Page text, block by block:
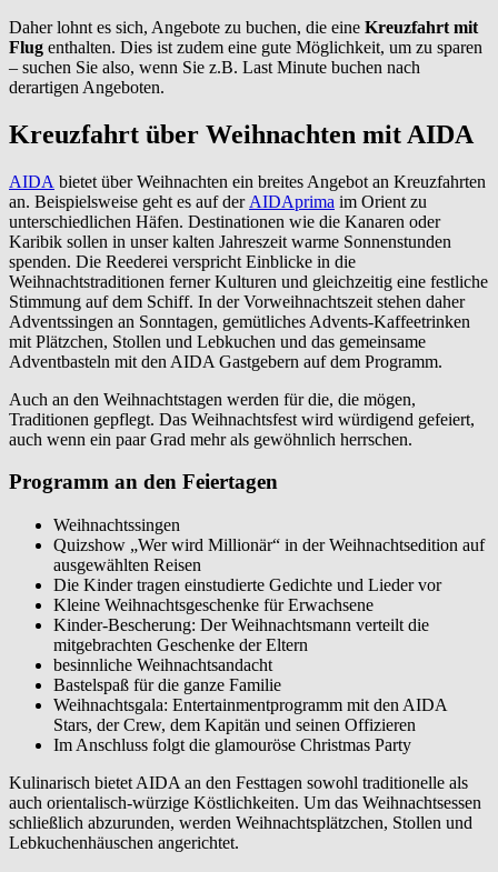
Daher lohnt es sich, Angebote zu buchen, die eine Kreuzfahrt mit
Flug enthalten. Dies ist zudem eine gute Möglichkeit, um zu sparen
– suchen Sie also, wenn Sie z.B. Last Minute buchen nach
derartigen Angeboten.
Kreuzfahrt über Weihnachten mit AIDA
AIDA bietet über Weihnachten ein breites Angebot an Kreuzfahrten
an. Beispielsweise geht es auf der AIDAprima im Orient zu
unterschiedlichen Häfen. Destinationen wie die Kanaren oder
Karibik sollen in unser kalten Jahreszeit warme Sonnenstunden
spenden. Die Reederei verspricht Einblicke in die
Weihnachtstraditionen ferner Kulturen und gleichzeitig eine festliche
Stimmung auf dem Schiff. In der Vorweihnachtszeit stehen daher
Adventssingen an Sonntagen, gemütliches Advents-Kaffeetrinken
mit Plätzchen, Stollen und Lebkuchen und das gemeinsame
Adventbasteln mit den AIDA Gastgebern auf dem Programm.
Auch an den Weihnachtstagen werden für die, die mögen,
Traditionen gepflegt. Das Weihnachtsfest wird würdigend gefeiert,
auch wenn ein paar Grad mehr als gewöhnlich herrschen.
Programm an den Feiertagen
Weihnachtssingen
Quizshow „Wer wird Millionär“ in der Weihnachtsedition auf
ausgewählten Reisen
Die Kinder tragen einstudierte Gedichte und Lieder vor
Kleine Weihnachtsgeschenke für Erwachsene
Kinder-Bescherung: Der Weihnachtsmann verteilt die
mitgebrachten Geschenke der Eltern
besinnliche Weihnachtsandacht
Bastelspaß für die ganze Familie
Weihnachtsgala: Entertainmentprogramm mit den AIDA
Stars, der Crew, dem Kapitän und seinen Offizieren
Im Anschluss folgt die glamouröse Christmas Party
Kulinarisch bietet AIDA an den Festtagen sowohl traditionelle als
auch orientalisch-würzige Köstlichkeiten. Um das Weihnachtsessen
schließlich abzurunden, werden Weihnachtsplätzchen, Stollen und
Lebkuchenhäuschen angerichtet.